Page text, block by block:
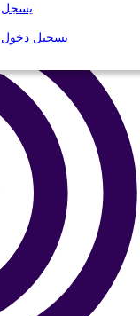
يسجل
تسجيل دخول